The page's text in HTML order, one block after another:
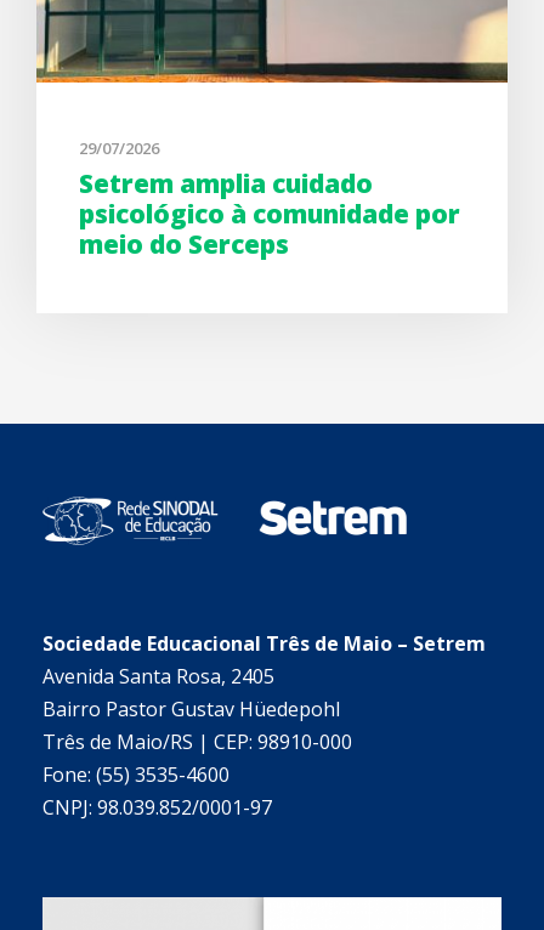
29/07/2026
Setrem amplia cuidado
psicológico à comunidade por
meio do Serceps
Sociedade Educacional Três de Maio – Setrem
Avenida Santa Rosa, 2405
Bairro Pastor Gustav Hüedepohl
Três de Maio/RS | CEP: 98910-000
Fone: (55) 3535-4600
CNPJ: 98.039.852/0001-97